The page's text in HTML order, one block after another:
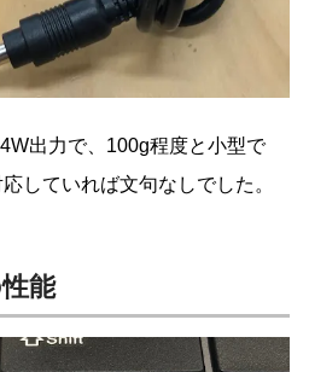
出力で、100g程度と小型で
していれば文句なしでした。
能